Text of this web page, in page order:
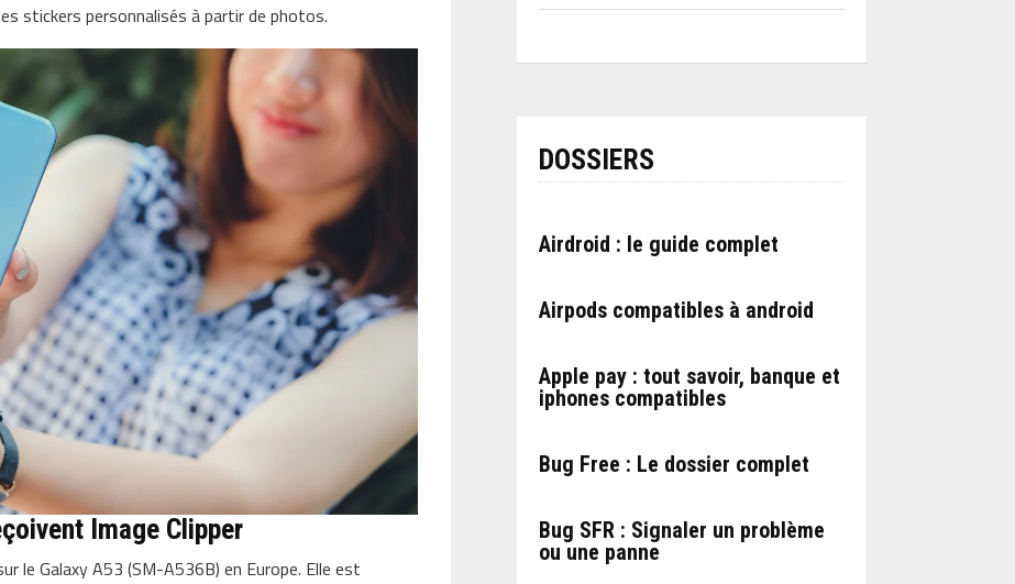
stickers personnalisés à partir de photos.
Image Clipper
le Galaxy A53 (SM-A536B) en Europe. Elle est
DOSSIERS
Airdroid : le guide complet
Airpods compatibles à android
Apple pay : tout savoir, banque et
iphones compatibles
Bug Free : Le dossier complet
Bug SFR : Signaler un problème
ou une panne